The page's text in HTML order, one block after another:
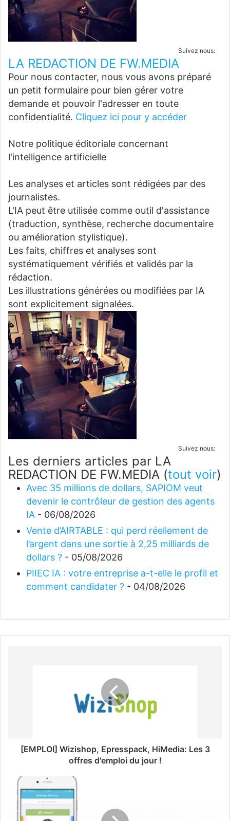
Suivez nous:
LA REDACTION DE FW.MEDIA
Pour nous contacter, nous vous avons préparé
un petit formulaire pour bien gérer votre
demande et pouvoir l'adresser en toute
confidentialité. Cliquez ici pour y accéder
Notre politique éditoriale concernant
l'intelligence artificielle
Les analyses et articles sont rédigées par des
journalistes.
L'IA peut être utilisée comme outil d'assistance
(traduction, synthèse, recherche documentaire
ou amélioration stylistique).
Les faits, chiffres et analyses sont
systématiquement vérifiés et validés par la
rédaction.
Les illustrations générées ou modifiées par IA
sont explicitement signalées.
Suivez nous:
Les derniers articles par LA
REDACTION DE FW.MEDIA (tout voir)
Avec 35 millions de dollars, SAPIOM veut
devenir le contrôleur de gestion des agents
IA - 06/08/2026
Vente d’AIRTABLE : qui perd réellement de
l’argent dans une sortie à 2,25 milliards de
dollars ? - 05/08/2026
PIIEC IA : votre entreprise a-t-elle le profil et
comment candidater ? - 04/08/2026
[EMPLOI] Wizishop, Epresspack, HiMedia: Les 3
offres d'emploi du jour !